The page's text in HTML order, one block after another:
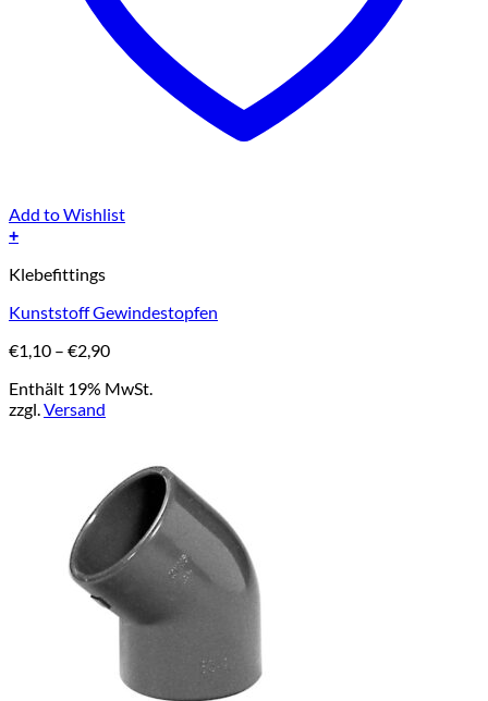
Add to Wishlist
+
Produkt
mehrere
auf.
Die
Optionen
können
Klebefittings
Kunststoff Gewindestopfen
€1,10 – €2,90Preisspanne:
bis
Enthält 19% MwSt.
zzgl.Versand